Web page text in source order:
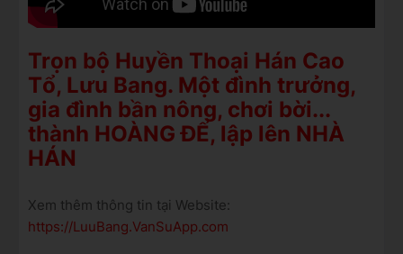
Trọn bộ Huyền Thoại Hán Cao
Tổ, Lưu Bang. Một đình trưởng,
gia đình bần nông, chơi bời...
thành HOÀNG ĐẾ, lập lên NHÀ
HÁN
Xem thêm thông tin tại Website:
https://LuuBang.VanSuApp.com